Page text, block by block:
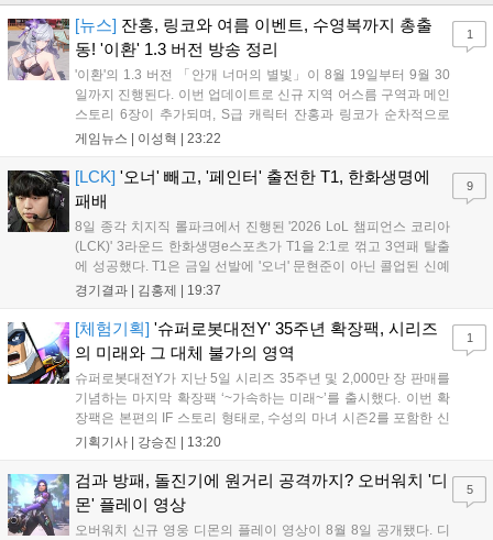
[뉴스] 잔홍, 링코와 여름 이벤트, 수영복까지 총출
동! '이환' 1.3 버전 방송 정리
'이환'의 1.3 버전 「안개 너머의 별빛」이 8월 19일부터 9월 30
일까지 진행된다. 이번 업데이트로 신규 지역 어스름 구역과 메인
스토리 6장이 추가되며, S급 캐릭터 잔홍과 링코가 순차적으로
등장한다. 여름 시즌을 맞아 비치발리볼, 수상 오토바이 등 다채
의성도 강화된다. 8월 11일까지 사용 가능한 교환 코드 3종이 제
공되며, 상세 일정은 공식 채널을 통해 확인할 수 있다....
게임뉴스 | 이성혁 | 23:22
1
[LCK] '오너' 빼고, '페인터' 출전한 T1, 한화생명에
패배
8일 종각 치지직 롤파크에서 진행된 '2026 LoL 챔피언스 코리아
(LCK)' 3라운드 한화생명e스포츠가 T1을 2:1로 꺾고 3연패 탈출
에 성공했다. T1은 금일 선발에 '오너' 문현준이 아닌 콜업된 신예
'페인터' 김은후를 투입했지만, 결국 1:2로 패배하고 말았다. T1은
을 빼냈다....
경기결과 | 김홍제 | 19:37
9
[체험기획] '슈퍼로봇대전Y' 35주년 확장팩, 시리즈
의 미래와 그 대체 불가의 영역
슈퍼로봇대전Y가 지난 5일 시리즈 35주년 및 2,000만 장 판매를
기념하는 마지막 확장팩 ‘~가속하는 미래~’를 출시했다. 이번 확
장팩은 본편의 IF 스토리 형태로, 수성의 마녀 시즌2를 포함한 신
규 참전작과 크로스오버 합체기를 선보이며 작품을 완결 짓는다.
하는 몰입감 있는 서사와 조합을 구현하며 시리즈의 미래를 향한
새로운 가능성을 제시했다....
기획기사 | 강승진 | 13:20
1
검과 방패, 돌진기에 원거리 공격까지? 오버워치 '디
몬' 플레이 영상
오버워치 신규 영웅 디몬의 플레이 영상이 8월 8일 공개됐다. 디
5